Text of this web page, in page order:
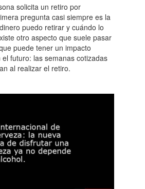
solicita un retiro por
pregunta casi siempre es la
puedo retirar y cuándo lo
otro aspecto que suele pasar
puede tener un impacto
futuro: las semanas cotizadas
al realizar el retiro.